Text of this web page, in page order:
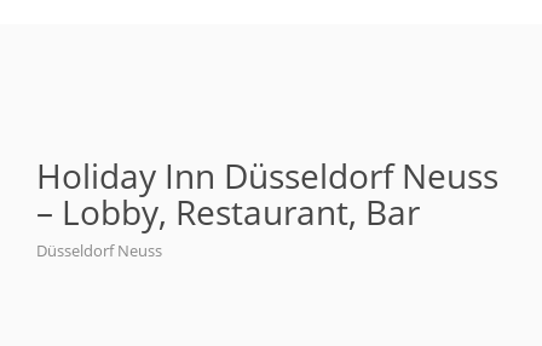
Holiday Inn Düsseldorf Neuss
– Lobby, Restaurant, Bar
Düsseldorf Neuss